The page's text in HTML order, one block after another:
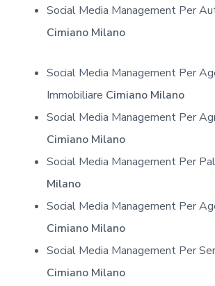
Social Media Management Per
Cimiano Milano
Social Media Management Per
Immobiliare Cimiano Milano
Social Media Management Per
Cimiano Milano
Social Media Management Per
Milano
Social Media Management Per
Cimiano Milano
Social Media Management Per
Cimiano Milano